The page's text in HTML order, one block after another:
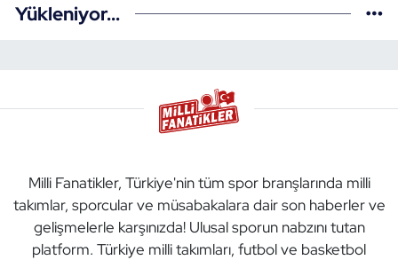
Yükleniyor...
Milli Fanatikler, Türkiye'nin tüm spor branşlarında milli
takımlar, sporcular ve müsabakalara dair son haberler ve
gelişmelerle karşınızda! Ulusal sporun nabzını tutan
platform. Türkiye milli takımları, futbol ve basketbol